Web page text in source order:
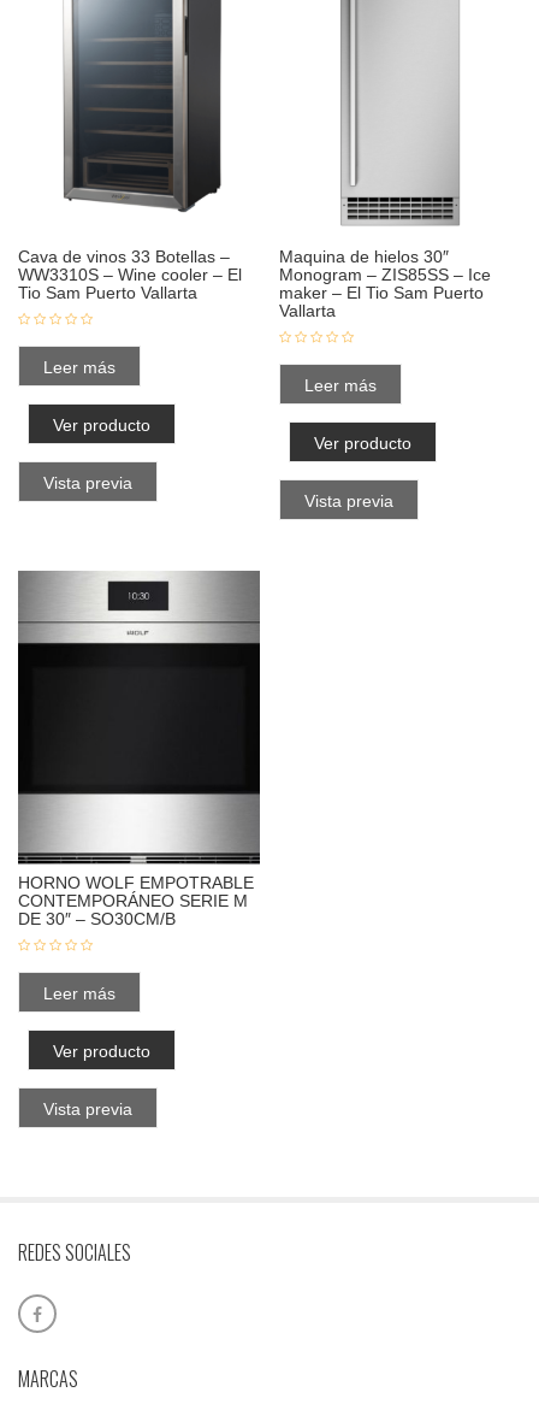
Cava de vinos 33 Botellas –
WW3310S – Wine cooler – El
Tio Sam Puerto Vallarta
Leer más
Ver producto
Vista previa
Maquina de hielos 30″
Monogram – ZIS85SS – Ice
maker – El Tio Sam Puerto
Vallarta
Leer más
Ver producto
Vista previa
HORNO WOLF EMPOTRABLE
CONTEMPORÁNEO SERIE M
DE 30″ – SO30CM/B
Leer más
Ver producto
Vista previa
REDES SOCIALES
MARCAS